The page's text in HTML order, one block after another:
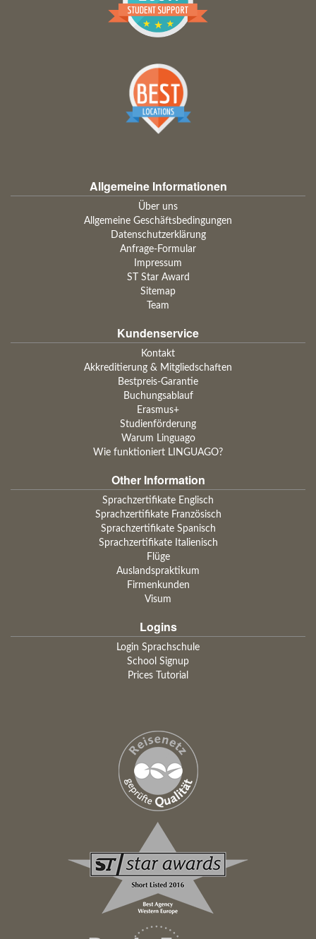
Allgemeine Informationen
Über uns
Allgemeine Geschäftsbedingungen
Datenschutzerklärung
Anfrage-Formular
Impressum
ST Star Award
Sitemap
Team
Kundenservice
Kontakt
Akkreditierung & Mitgliedschaften
Bestpreis-Garantie
Buchungsablauf
Erasmus+
Studienförderung
Warum Linguago
Wie funktioniert LINGUAGO?
Other Information
Sprachzertifikate Englisch
Sprachzertifikate Französisch
Sprachzertifikate Spanisch
Sprachzertifikate Italienisch
Flüge
Auslandspraktikum
Firmenkunden
Visum
Logins
Login Sprachschule
School Signup
Prices Tutorial